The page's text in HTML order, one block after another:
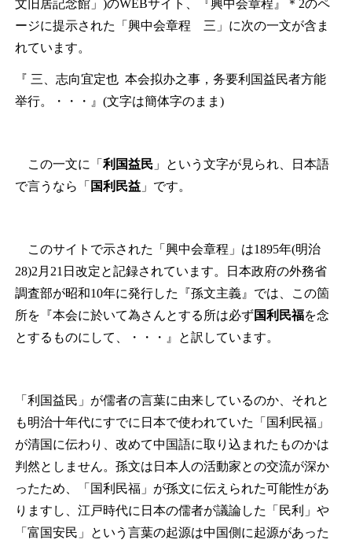
文旧居記念館」)のWEBサイト、『興中会章程』
＊2のペ
ージに提示された「興中会章程 三」に次の一文が含ま
れています。
『 三、志向宜定也 本会拟办之事，务要利国益民者方能
举行。・・・』(文字は簡体字のまま)
この一文に「 利国益民」という文字が見られ、日本語
で言うなら「 国利民益」です。
このサイトで示された「興中会章程」は1895年(明治
28)2月21日改定と記録されています。日本政府の外務省
調査部が昭和10年に発行した『孫文主義』では、この箇
所を『本会に於いて為さんとする所は必ず国利民福を念
とするものにして、・・・』と訳しています。
「利国益民」が儒者の言葉に由来しているのか、それと
も明治十年代にすでに日本で使われていた「国利民福」
が清国に伝わり、改めて中国語に取り込まれたものかは
判然としません。孫文は日本人の活動家との交流が深か
ったため、「国利民福」が孫文に伝えられた可能性があ
りますし、江戸時代に日本の儒者が議論した「民利」や
「富国安民」という言葉の起源は中国側に起源があった